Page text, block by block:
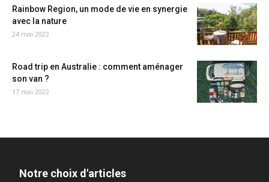
Rainbow Region, un mode de vie en synergie
avec la nature
24 mai 2022
Road trip en Australie : comment aménager
son van ?
17 mai 2022
Notre choix d'articles